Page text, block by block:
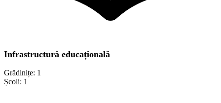
Infrastructură educațională
Grădinițe: 1
Școli: 1